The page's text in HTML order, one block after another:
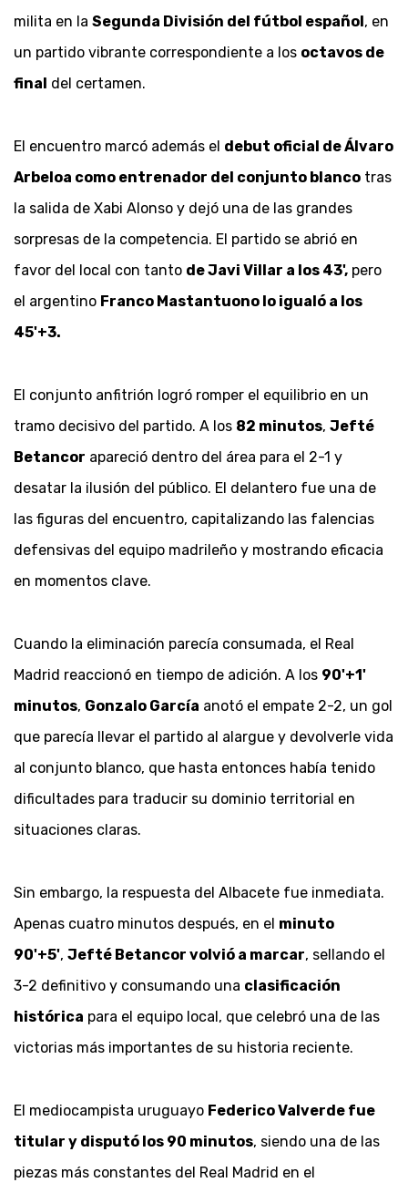
milita en la Segunda División del fútbol español, en
un partido vibrante correspondiente a los octavos de
final del certamen.
El encuentro marcó además el debut oficial de Álvaro
Arbeloa como entrenador del conjunto blanco tras
la salida de Xabi Alonso y dejó una de las grandes
sorpresas de la competencia. El partido se abrió en
favor del local con tanto de Javi Villar a los 43', pero
el argentino Franco Mastantuono lo igualó a los
45'+3.
El conjunto anfitrión logró romper el equilibrio en un
tramo decisivo del partido. A los 82 minutos, Jefté
Betancor apareció dentro del área para el 2-1 y
desatar la ilusión del público. El delantero fue una de
las figuras del encuentro, capitalizando las falencias
defensivas del equipo madrileño y mostrando eficacia
en momentos clave.
Cuando la eliminación parecía consumada, el Real
Madrid reaccionó en tiempo de adición. A los 90'+1'
minutos, Gonzalo García anotó el empate 2-2, un gol
que parecía llevar el partido al alargue y devolverle vida
al conjunto blanco, que hasta entonces había tenido
dificultades para traducir su dominio territorial en
situaciones claras.
Sin embargo, la respuesta del Albacete fue inmediata.
Apenas cuatro minutos después, en el minuto
90'+5', Jefté Betancor volvió a marcar, sellando el
3-2 definitivo y consumando una clasificación
histórica para el equipo local, que celebró una de las
victorias más importantes de su historia reciente.
El mediocampista uruguayo Federico Valverde fue
titular y disputó los 90 minutos, siendo una de las
piezas más constantes del Real Madrid en el